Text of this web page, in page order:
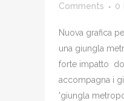
Comments
0
Nuova grafica
una giungla
forte impatto
accompagna i
'giungla